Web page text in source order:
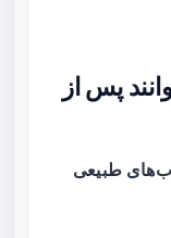
پس از
طبیعی